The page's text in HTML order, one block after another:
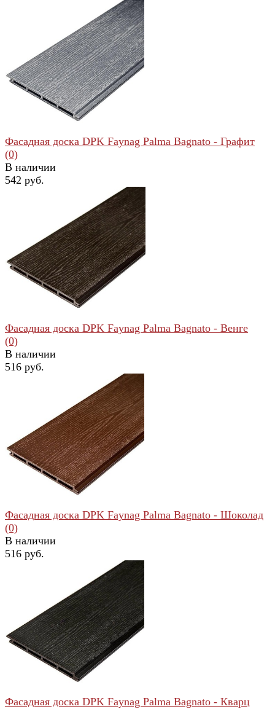
избранное сравнить
избранное сравнить
Фасадная доска DPK Faynag Palma Bagnato - Графит
(0)
В наличии
542 руб.
избранное сравнить
Фасадная доска DPK Faynag Palma Bagnato - Венге
(0)
В наличии
516 руб.
избранное сравнить
Фасадная доска DPK Faynag Palma Bagnato - Шоколад
(0)
В наличии
516 руб.
Фасадная доска DPK Faynag Palma Bagnato - Кварц